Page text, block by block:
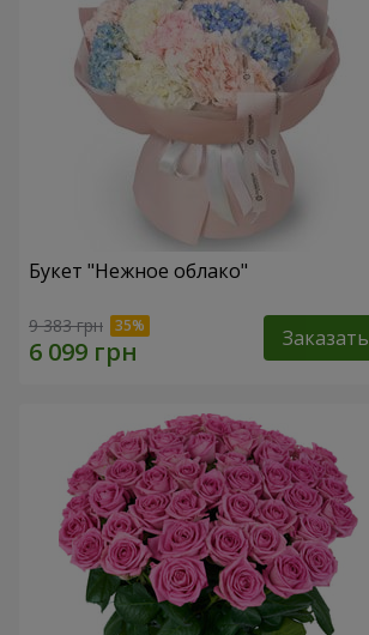
Букет "Нежное облако"
9 383 грн Заказать